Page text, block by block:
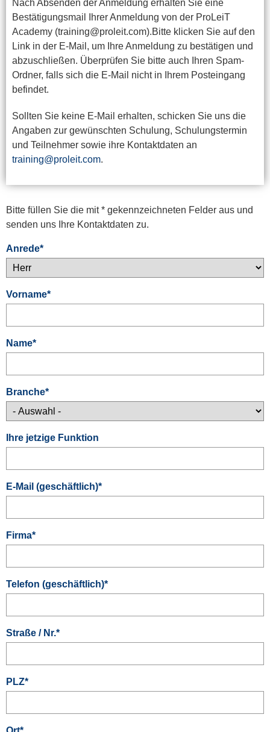
&
Events
Partner
Über
ProLeiT
Nach Absenden der Anmeldung erhalten Sie eine
Bestätigungsmail Ihrer Anmeldung von der ProLeiT
Academy (training@proleit.com).Bitte klicken Sie auf den
Link in der E-Mail, um Ihre Anmeldung zu bestätigen und
abzuschließen. Überprüfen Sie bitte auch Ihren Spam-
Ordner, falls sich die E-Mail nicht in Ihrem Posteingang
befindet.
Sollten Sie keine E-Mail erhalten, schicken Sie uns die
Angaben zur gewünschten Schulung, Schulungstermin
und Teilnehmer sowie ihre Kontaktdaten an
training@proleit.com.
Bitte füllen Sie die mit * gekennzeichneten Felder aus und
senden uns Ihre Kontaktdaten zu.
Anrede*
Vorname*
Name*
Branche*
Ihre jetzige Funktion
E-Mail (geschäftlich)*
Firma*
Telefon (geschäftlich)*
Straße / Nr.*
PLZ*